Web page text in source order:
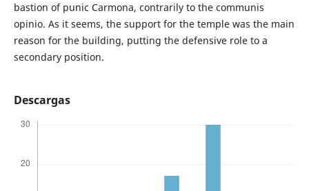
bastion of punic Carmona, contrarily to the communis
opinio. As it seems, the support for the temple was the main
reason for the building, putting the defensive role to a
secondary position.
Descargas